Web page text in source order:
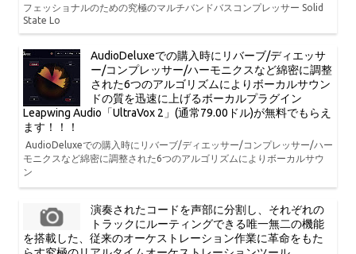
フェッショナルのための究極のマルチバンドバスコンプレッサー Solid
State Lo
AudioDeluxeでの購入時にリバーブ/ディエッサ
ー/コンプレッサー/ハーモニクスなど綿密に調整
された6つのアルゴリズムによりボーカルサウン
ドの質を迅速に上げるボーカルプラグイン
Leapwing Audio「UltraVox 2」(通常79.00ドル)が無料でもらえ
ます！！！
AudioDeluxeでの購入時にリバーブ/ディエッサー/コンプレッサー/ハー
モニクスなど綿密に調整された6つのアルゴリズムによりボーカルサウ
ン
演奏されたコードを声部に分割し、それぞれの
トラックにルーティングできる唯一無二の機能
を搭載した、従来のオーケストレーション作業に革命をもた